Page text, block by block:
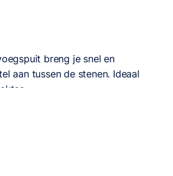
breng je snel en
aan tussen de stenen. Ideaal